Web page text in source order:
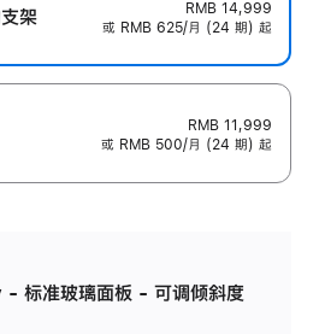
架
RMB 14,999
或 RMB 625/月 (24 期) 起
RMB 11,999
或 RMB 500/月 (24 期) 起
准玻璃面板 - 可调倾斜度